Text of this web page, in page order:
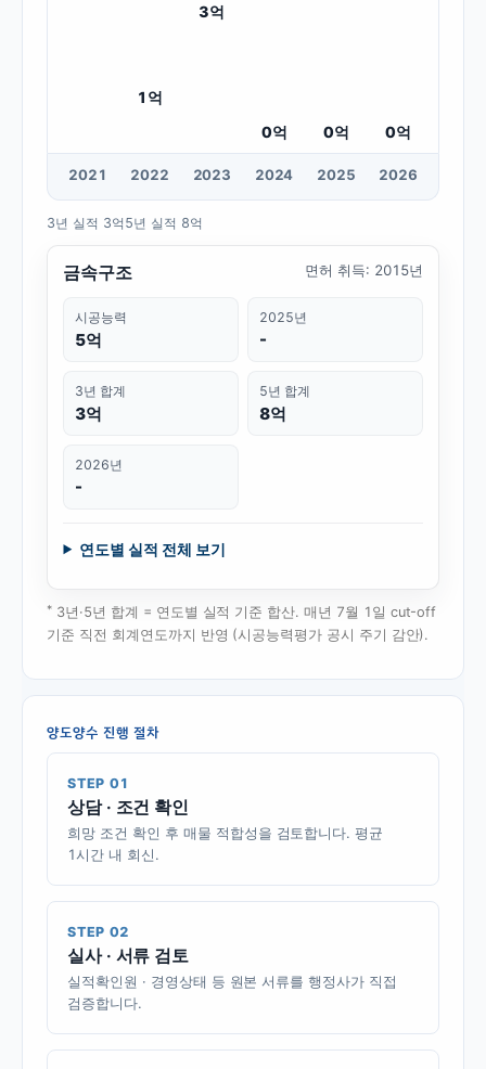
1 억
3억
0억 0억 0억
2021 2022 2023 2024 2025 2026
3년 실적 3억 5년 실적 8억
금속구조 면허 취득: 2015년
시공능력
5억
2025년
-
3년 합계
3억
5년 합계
8억
2026년
-
연도별 실적 전체 보기
* 3년·5년 합계 = 연도별 실적 기준 합산. 매년 7월 1일 cut-off
기준 직전 회계연도까지 반영 (시공능력평가 공시 주기 감안).
양도양수 진행 절차
STEP 01
상담 · 조건 확인
희망 조건 확인 후 매물 적합성을 검토합니다. 평균
1시간 내 회신.
STEP 02
실사 · 서류 검토
실적확인원 · 경영상태 등 원본 서류를 행정사가 직접
검증합니다.